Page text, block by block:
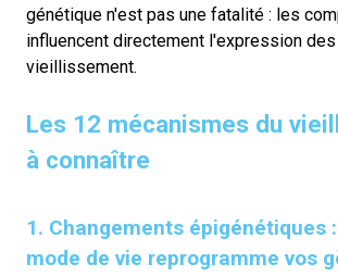
génétique n'est pas une fatalité : les
influencent directement l'expression
vieillissement.
Les 12 mécanismes du
à connaître
1. Changements épigénétiques
mode de vie reprogramme vos